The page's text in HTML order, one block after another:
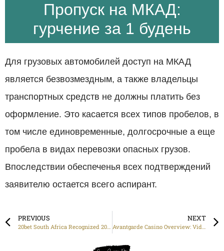
Пропуск на МКАД:
гурчение за 1 будень
Для грузовых автомобилей доступ на МКАД
является безвозмездным, а также владельцы
транспортных средств не должны платить без
оформление. Это касается всех типов пробелов, в
том числе единовременные, долгосрочные а еще
пробела в видах перевозки опасных грузов.
Впоследствии обеспеченья всех подтверждений
заявителю остается всего аспирант.
PREVIOUS NEXT